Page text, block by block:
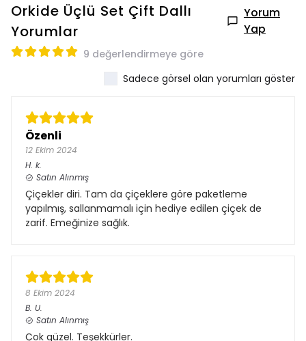
Orkide Üçlü Set Çift Dallı
Yorumlar
Yorum
Yap
9 değerlendirmeye göre
Sadece görsel olan yorumları göster
Özenli
12 Ekim 2024
H. k.
Satın Alınmış
Çiçekler diri. Tam da çiçeklere göre paketleme
yapılmış, sallanmamalı için hediye edilen çiçek de
zarif. Emeğinize sağlık.
8 Ekim 2024
B. U.
Satın Alınmış
Çok güzel. Teşekkürler.